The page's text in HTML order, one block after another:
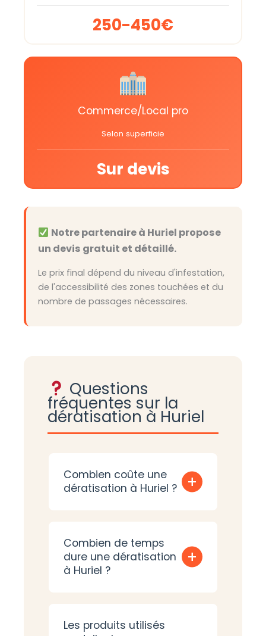
250-450€
Commerce/Local pro
Selon superficie
Sur devis
Notre partenaire à Huriel propose
un devis gratuit et détaillé.
Le prix final dépend du niveau d'infestation,
de l'accessibilité des zones touchées et du
nombre de passages nécessaires.
Questions
fréquentes sur la
dératisation à Huriel
Combien coûte une
dératisation à Huriel ?
+
Combien de temps
dure une dératisation
à Huriel ?
+
Les produits utilisés